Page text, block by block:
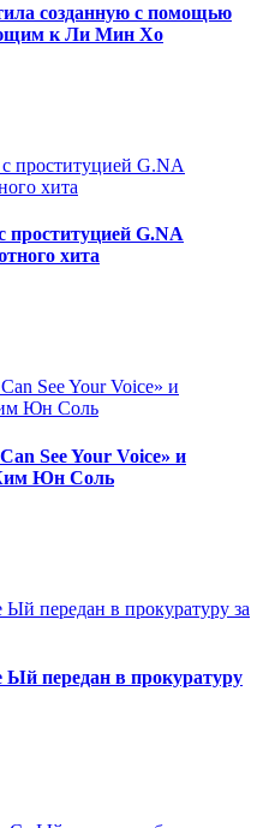
созданную с помощью
к Ли Мин Хо
проституцией G.NA
хита
See Your Voice» и
Ким Юн Соль
передан в прокуратуру